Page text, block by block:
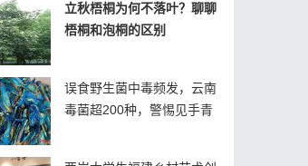
立秋梧桐为何不落叶？聊聊
梧桐和泡桐的区别
误食野生菌中毒频发，云南
毒菌超200种，警惕见手青